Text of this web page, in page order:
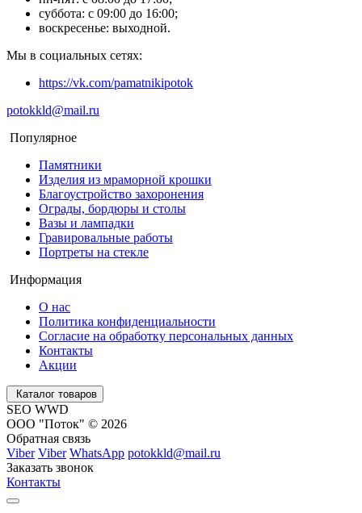
суббота: с 09:00 до 16:00;
воскресенье: выходной.
Мы в социальных сетях:
https://vk.com/pamatnikipotok
potokkld@mail.ru
Популярное
Памятники
Изделия из мраморной крошки
Благоустройство захоронения
Ограды, бордюры и столы
Вазы и лампадки
Гравировальные работы
Портреты на стекле
Информация
О нас
Политика конфиденциальности
Согласие на обработку персональных данных
Контакты
Акции
Каталог товаров
SEO WWD
ООО "Поток" © 2026
Обратная связь
Viber Viber WhatsApp potokkld@mail.ru
Заказать звонок
Контакты